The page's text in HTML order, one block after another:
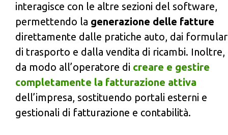
interagisce con le altre sezioni del software,
permettendo la generazione delle fatture
direttamente dalle pratiche auto, dai
di trasporto e dalla vendita di ricambi. Inoltre,
da modo all’operatore di creare e gestire
completamente la fatturazione attiva
dell’impresa, sostituendo portali esterni e
gestionali di fatturazione e contabilità.